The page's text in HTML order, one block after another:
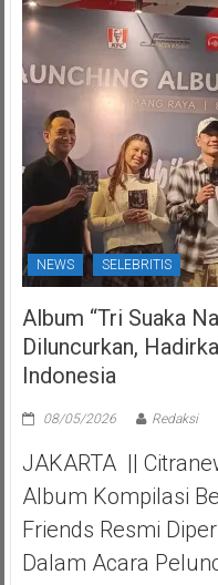
NEWS SELEBRITIS
Album “Tri Suaka
Diluncurkan,
Indonesia
08/05/2026 Redaksi
JAKARTA ||
Album Kompilasi
Friends Resmi
Dalam Acara